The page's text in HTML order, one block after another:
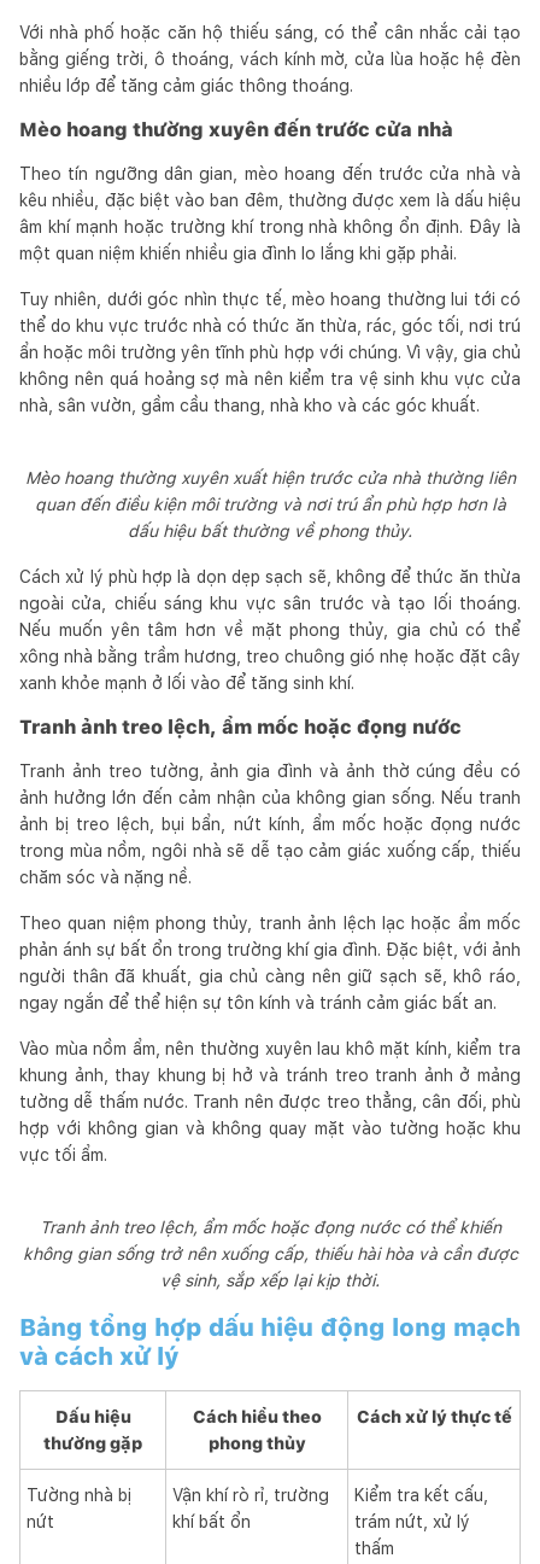
Với nhà phố hoặc căn hộ thiếu sáng, có thể cân nhắc cải tạo
bằng giếng trời, ô thoáng, vách kính mờ, cửa lùa hoặc hệ đèn
nhiều lớp để tăng cảm giác thông thoáng.
Mèo hoang thường xuyên đến trước cửa nhà
Theo tín ngưỡng dân gian, mèo hoang đến trước cửa nhà và
kêu nhiều, đặc biệt vào ban đêm, thường được xem là dấu hiệu
âm khí mạnh hoặc trường khí trong nhà không ổn định. Đây là
một quan niệm khiến nhiều gia đình lo lắng khi gặp phải.
Tuy nhiên, dưới góc nhìn thực tế, mèo hoang thường lui tới có
thể do khu vực trước nhà có thức ăn thừa, rác, góc tối, nơi trú
ẩn hoặc môi trường yên tĩnh phù hợp với chúng. Vì vậy, gia chủ
không nên quá hoảng sợ mà nên kiểm tra vệ sinh khu vực cửa
nhà, sân vườn, gầm cầu thang, nhà kho và các góc khuất.
Mèo hoang thường xuyên xuất hiện trước cửa nhà thường liên
quan đến điều kiện môi trường và nơi trú ẩn phù hợp hơn là
dấu hiệu bất thường về phong thủy.
Cách xử lý phù hợp là dọn dẹp sạch sẽ, không để thức ăn thừa
ngoài cửa, chiếu sáng khu vực sân trước và tạo lối thoáng.
Nếu muốn yên tâm hơn về mặt phong thủy, gia chủ có thể
xông nhà bằng trầm hương, treo chuông gió nhẹ hoặc đặt cây
xanh khỏe mạnh ở lối vào để tăng sinh khí.
Tranh ảnh treo lệch, ẩm mốc hoặc đọng nước
Tranh ảnh treo tường, ảnh gia đình và ảnh thờ cúng đều có
ảnh hưởng lớn đến cảm nhận của không gian sống. Nếu tranh
ảnh bị treo lệch, bụi bẩn, nứt kính, ẩm mốc hoặc đọng nước
trong mùa nồm, ngôi nhà sẽ dễ tạo cảm giác xuống cấp, thiếu
chăm sóc và nặng nề.
Theo quan niệm phong thủy, tranh ảnh lệch lạc hoặc ẩm mốc
phản ánh sự bất ổn trong trường khí gia đình. Đặc biệt, với ảnh
người thân đã khuất, gia chủ càng nên giữ sạch sẽ, khô ráo,
ngay ngắn để thể hiện sự tôn kính và tránh cảm giác bất an.
Vào mùa nồm ẩm, nên thường xuyên lau khô mặt kính, kiểm tra
khung ảnh, thay khung bị hở và tránh treo tranh ảnh ở mảng
tường dễ thấm nước. Tranh nên được treo thẳng, cân đối, phù
hợp với không gian và không quay mặt vào tường hoặc khu
vực tối ẩm.
Tranh ảnh treo lệch, ẩm mốc hoặc đọng nước có thể khiến
không gian sống trở nên xuống cấp, thiếu hài hòa và cần được
vệ sinh, sắp xếp lại kịp thời.
Bảng tổng hợp dấu hiệu động long mạch
và cách xử lý
Dấu hiệu
thường gặp
Cách hiểu theo
phong thủy
Cách xử lý thực tế
Tường nhà bị
nứt
Vận khí rò rỉ, trường
khí bất ổn
Kiểm tra kết cấu,
trám nứt, xử lý
thấm